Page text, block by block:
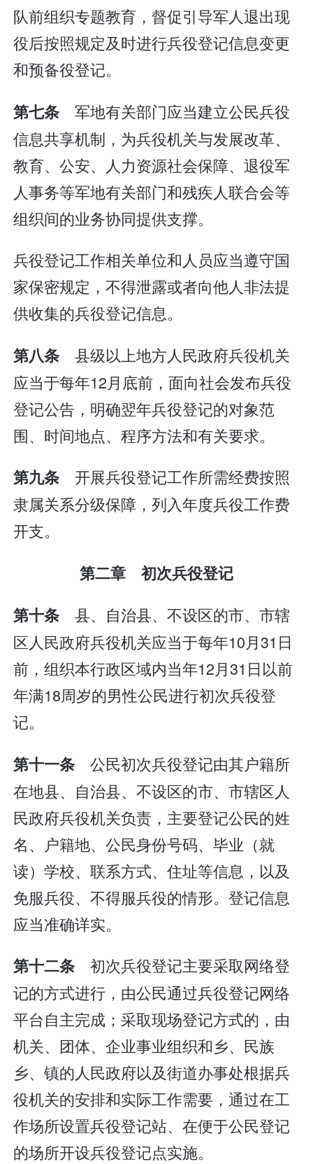
队前组织专题教育，督促引导军人退出现
役后按照规定及时进行兵役登记信息变更
和预备役登记。
第七条军地有关部门应当建立公民兵役
信息共享机制，为兵役机关与发展改革、
教育、公安、人力资源社会保障、退役军
人事务等军地有关部门和残疾人联合会等
组织间的业务协同提供支撑。
兵役登记工作相关单位和人员应当遵守国
家保密规定，不得泄露或者向他人非法提
供收集的兵役登记信息。
第八条县级以上地方人民政府兵役机关
应当于每年12月底前，面向社会发布兵役
登记公告，明确翌年兵役登记的对象范
围、时间地点、程序方法和有关要求。
第九条开展兵役登记工作所需经费按照
隶属关系分级保障，列入年度兵役工作费
开支。
第二章 初次兵役登记
第十条县、自治县、不设区的市、市辖
区人民政府兵役机关应当于每年10月31日
前，组织本行政区域内当年12月31日以前
年满18周岁的男性公民进行初次兵役登
记。
第十一条公民初次兵役登记由其户籍所
在地县、自治县、不设区的市、市辖区人
民政府兵役机关负责，主要登记公民的姓
名、户籍地、公民身份号码、毕业（就
读）学校、联系方式、住址等信息，以及
免服兵役、不得服兵役的情形。登记信息
应当准确详实。
第十二条初次兵役登记主要采取网络登
记的方式进行，由公民通过兵役登记网络
平台自主完成；采取现场登记方式的，由
机关、团体、企业事业组织和乡、民族
乡、镇的人民政府以及街道办事处根据兵
役机关的安排和实际工作需要，通过在工
作场所设置兵役登记站、在便于公民登记
的场所开设兵役登记点实施。